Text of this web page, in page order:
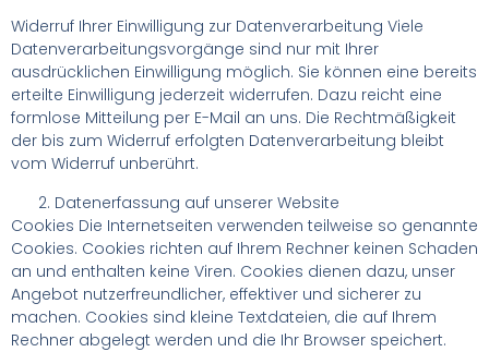
Widerruf Ihrer Einwilligung zur Datenverarbeitung Viele
Datenverarbeitungsvorgänge sind nur mit Ihrer
ausdrücklichen Einwilligung möglich. Sie können eine bereits
erteilte Einwilligung jederzeit widerrufen. Dazu reicht eine
formlose Mitteilung per E-Mail an uns. Die Rechtmäßigkeit
der bis zum Widerruf erfolgten Datenverarbeitung bleibt
vom Widerruf unberührt.
Datenerfassung auf unserer Website
Cookies Die Internetseiten verwenden teilweise so genannte
Cookies. Cookies richten auf Ihrem Rechner keinen Schaden
an und enthalten keine Viren. Cookies dienen dazu, unser
Angebot nutzerfreundlicher, effektiver und sicherer zu
machen. Cookies sind kleine Textdateien, die auf Ihrem
Rechner abgelegt werden und die Ihr Browser speichert.